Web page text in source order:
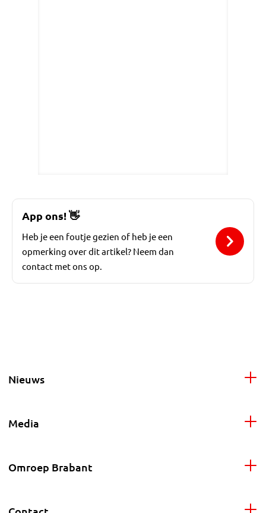
App ons!👋
Heb je een foutje gezien of heb je een
opmerking over dit artikel? Neem dan
contact met ons op.
Nieuws
Media
Omroep Brabant